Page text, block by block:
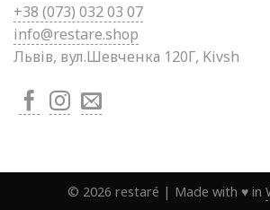
+38 (073) 032 03 07
info@restare.shop
Львів, вул.Шевченка 120Г, Kivsh
© 2026 restaré | Made with ♥ in